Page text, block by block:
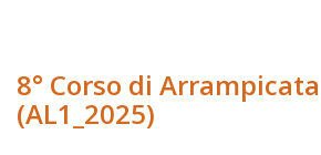
8° Corso di
(AL1_2025)